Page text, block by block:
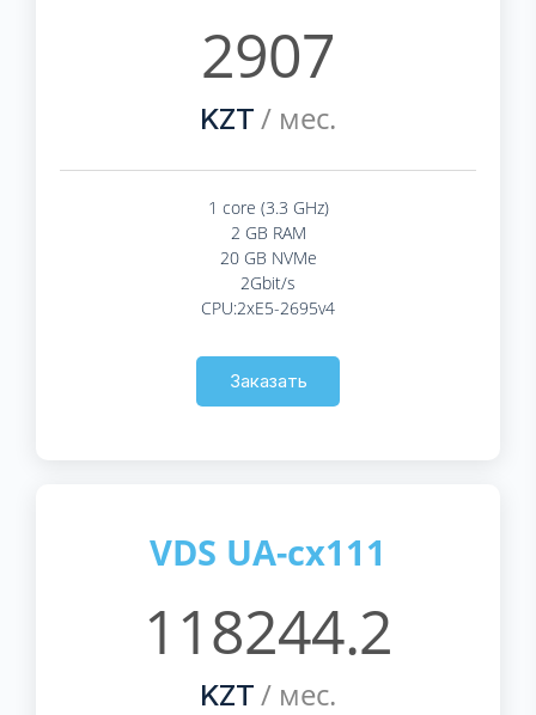
2907
KZT / мес.
1 core (3.3 GHz)
2 GB RAM
20 GB NVMe
2Gbit/s
CPU:2xE5-2695v4
Заказать
VDS UA-cx111
118244.2
KZT / мес.